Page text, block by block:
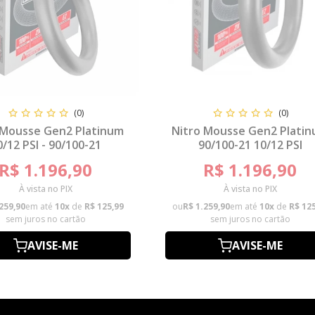
(0)
Gen2 Platinum
12 PSI - 90/100-21
R$ 1.196,90
À vista no PIX
em até 10xde R$ 125,99
sem juros no cartão
AVISE-ME
(0)
Nitro Mousse Gen2
90/100-21 10/12 PSI
R$ 1.196,90
À vista no PIX
ouR$ 1.259,90em até 10xde R$
sem juros no cartão
AVISE-ME